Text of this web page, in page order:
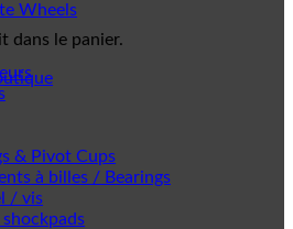
dans le panier.
Wheels
& Pivot Cups
à billes / Bearings
/ vis
shockpads